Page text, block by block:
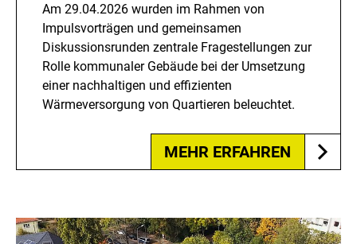
Am 29.04.2026 wurden im Rahmen von
Impulsvorträgen und gemeinsamen
Diskussionsrunden zentrale Fragestellungen zur
Rolle kommunaler Gebäude bei der Umsetzung
einer nachhaltigen und effizienten
Wärmeversorgung von Quartieren beleuchtet.
MEHR ERFAHREN